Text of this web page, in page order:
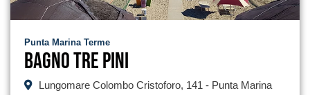
Punta Marina Terme
Bagno Tre Pini
Lungomare Colombo Cristoforo, 141 - Punta Marina